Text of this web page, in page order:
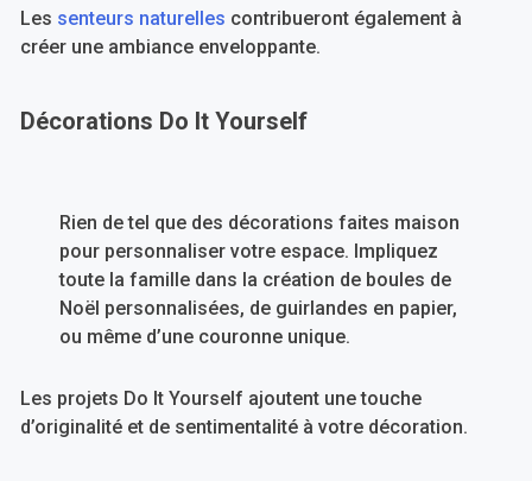
Les senteurs naturelles contribueront également à
créer une ambiance enveloppante.
Décorations Do It Yourself
Rien de tel que des décorations faites maison
pour personnaliser votre espace. Impliquez
toute la famille dans la création de boules de
Noël personnalisées, de guirlandes en papier,
ou même d’une couronne unique.
Les projets Do It Yourself ajoutent une touche
d’originalité et de sentimentalité à votre décoration.